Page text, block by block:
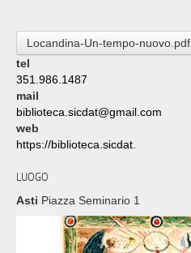
Locandina-Un-tempo-nuovo.pdf
tel
351.986.1487
mail
biblioteca.sicdat@gmail.com
web
https://biblioteca.sicdat.
LUOGO
Asti Piazza Seminario 1